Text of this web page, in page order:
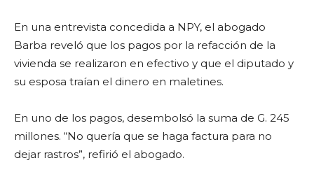
En una entrevista concedida a NPY, el abogado
Barba reveló que los pagos por la refacción de la
vivienda se realizaron en efectivo y que el diputado y
su esposa traían el dinero en maletines.
En uno de los pagos, desembolsó la suma de G. 245
millones. “No quería que se haga factura para no
dejar rastros”, refirió el abogado.